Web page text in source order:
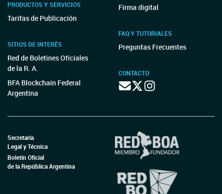
PRODUCTOS Y SERVICIOS
Tarifas de Publicación
SITIOS DE INTERÉS
Red de Boletines Oficiales
de la R. A.
BFA Blockchain Federal
Argentina
Firma digital
FAQ Y TUTORIALES
Preguntas Frecuentes
CONTACTO
Secretaría
Legal y Técnica
Boletín Oficial
de la República Argentina